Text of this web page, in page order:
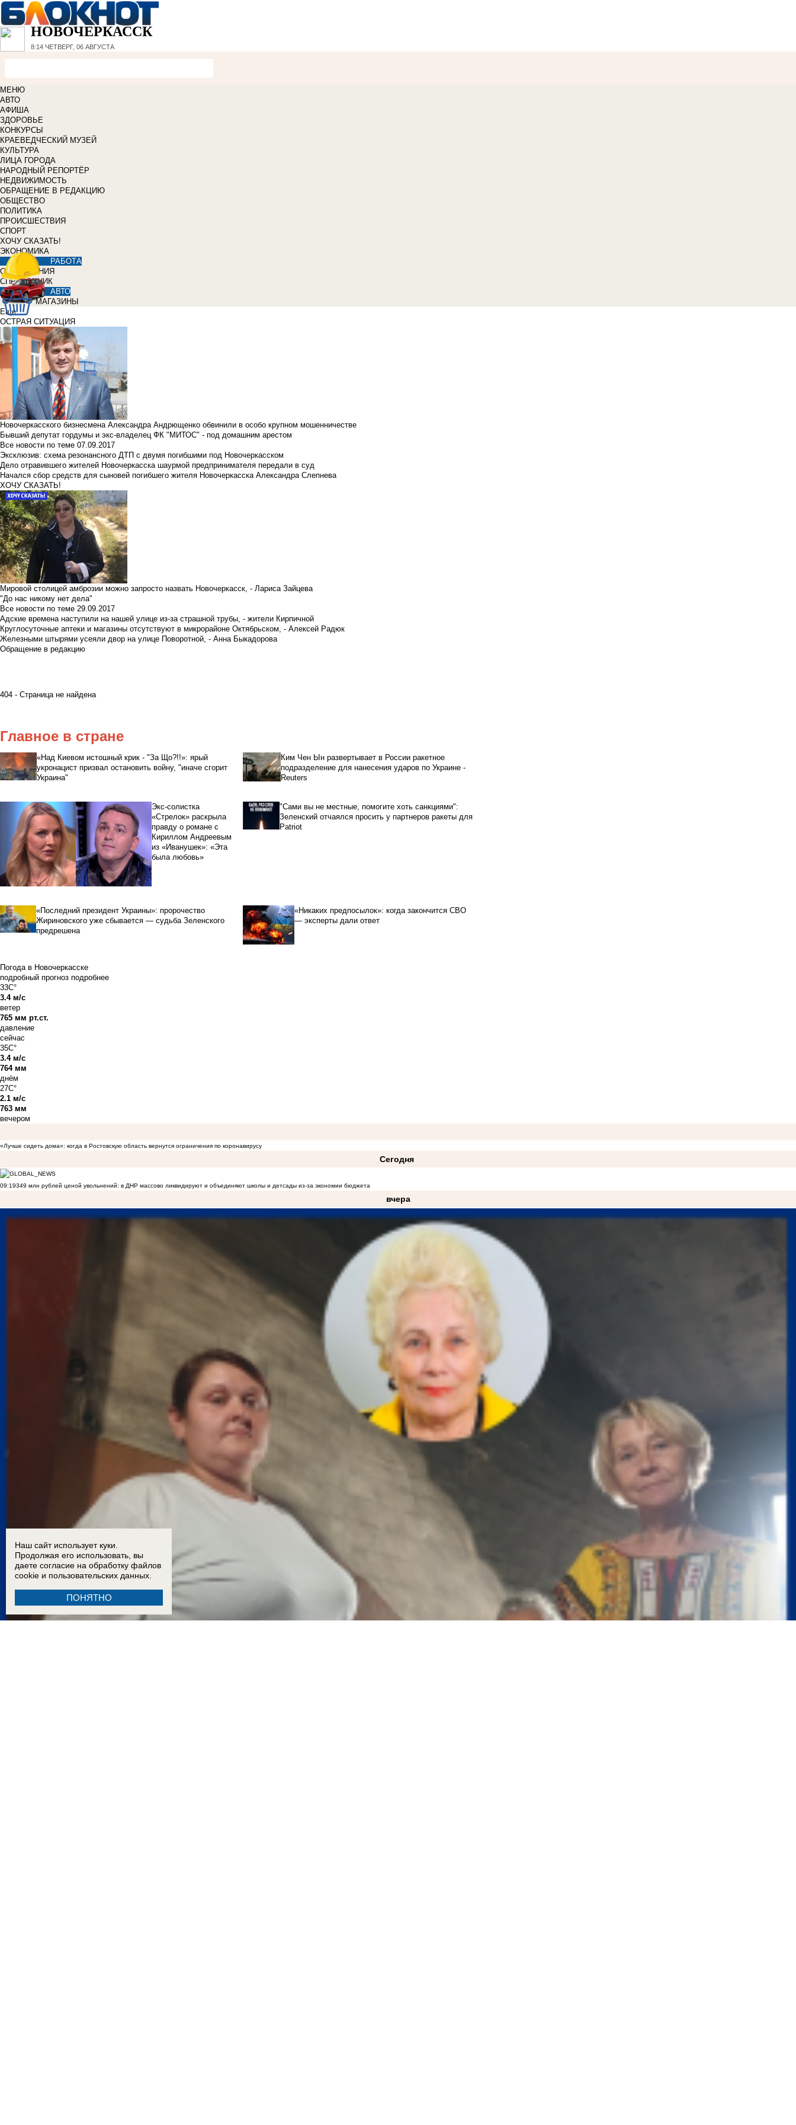
НОВОЧЕРКАССК
8:14 ЧЕТВЕРГ, 06 АВГУСТА
МЕНЮ
АВТО
АФИША
ЗДОРОВЬЕ
КОНКУРСЫ
КРАЕВЕДЧЕСКИЙ МУЗЕЙ
КУЛЬТУРА
ЛИЦА ГОРОДА
НАРОДНЫЙ РЕПОРТЁР
НЕДВИЖИМОСТЬ
ОБРАЩЕНИЕ В РЕДАКЦИЮ
ОБЩЕСТВО
ПОЛИТИКА
ПРОИСШЕСТВИЯ
СПОРТ
ХОЧУ СКАЗАТЬ!
ЭКОНОМИКА
РАБОТА
ОБЪЯВЛЕНИЯ
СПРАВОЧНИК
АВТО
МАГАЗИНЫ
Еще
ОСТРАЯ СИТУАЦИЯ
Новочеркасского бизнесмена Александра Андрющенко обвинили в особо крупном мошенничестве
Бывший депутат гордумы и экс-владелец ФК "МИТОС" - под домашним арестом
Все новости по теме 07.09.2017
Эксклюзив: схема резонансного ДТП с двумя погибшими под Новочеркасском
Дело отравившего жителей Новочеркасска шаурмой предпринимателя передали в суд
Начался сбор средств для сыновей погибшего жителя Новочеркасска Александра Слепнева
ХОЧУ СКАЗАТЬ!
Мировой столицей амброзии можно запросто назвать Новочеркасск, - Лариса Зайцева
"До нас никому нет дела"
Все новости по теме 29.09.2017
Адские времена наступили на нашей улице из-за страшной трубы, - жители Кирпичной
Круглосуточные аптеки и магазины отсутствуют в микрорайоне Октябрьском, - Алексей Радюк
Железными штырями усеяли двор на улице Поворотной, - Анна Быкадорова
Обращение в редакцию
404 - Страница не найдена
Главное в стране
«Над Киевом истошный крик - "За Що?!!»: ярый
укронацист призвал остановить войну, "иначе сгорит
Украина"
Ким Чен Ын развертывает в России ракетное
подразделение для нанесения ударов по Украине -
Reuters
Экс-солистка
«Стрелок» раскрыла
правду о романе с
Кириллом Андреевым
из «Иванушек»: «Эта
была любовь»
"Сами вы не местные, помогите хоть санкциями":
Зеленский отчаялся просить у партнеров ракеты для
Patriot
«Последний президент Украины»: пророчество
Жириновского уже сбывается — судьба Зеленского
предрешена
«Никаких предпосылок»: когда закончится СВО
— эксперты дали ответ
Погода в Новочеркасске
подробный прогноз подробнее
33C°
3.4 м/с
ветер
765 мм рт.ст.
давление
сейчас
35C°
3.4 м/с
764 мм
днём
27C°
2.1 м/с
763 мм
вечером
«Лучше сидеть дома»: когда в Ростовскую область вернутся ограничения по коронавирусу
Сегодня
09:19349 млн рублей ценой увольнений: в ДНР массово ликвидируют и объединяют школы и детсады из-за экономии бюджета
вчера
Наш сайт использует куки.
Продолжая его использовать, вы
даете согласие на обработку файлов
cookie и пользовательских данных.
ПОНЯТНО